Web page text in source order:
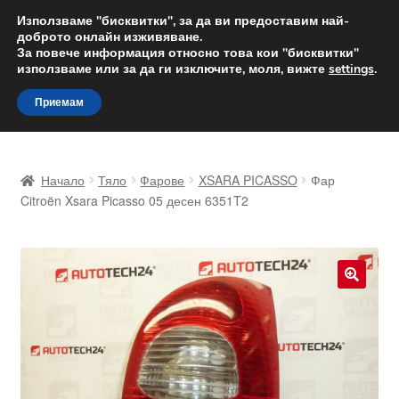
ДОСТАВКА от 12 лв.
Доставка по целия свят
Skip
to
navigation
Skip
to
content
Доставка по целия свят
За нас
Начало Тяло Фарове XSARA PICASSO
Фар
Citroën Xsara Picasso 05 десен 6351T2
Използваме "бисквитки", за да ви предоставим най-
доброто онлайн изживяване.
За повече информация относно това кои "бисквитки"
използваме или за да ги изключите, моля, вижте settings.
Приемам